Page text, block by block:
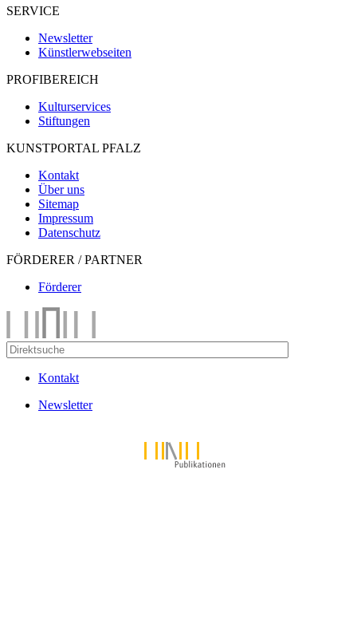
SERVICE
Newsletter
Künstlerwebseiten
PROFIBEREICH
Kulturservices
Stiftungen
KUNSTPORTAL PFALZ
Kontakt
Über uns
Sitemap
Impressum
Datenschutz
FÖRDERER / PARTNER
Förderer
Kontakt
Newsletter